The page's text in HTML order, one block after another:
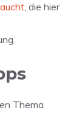
, die hier
Thema